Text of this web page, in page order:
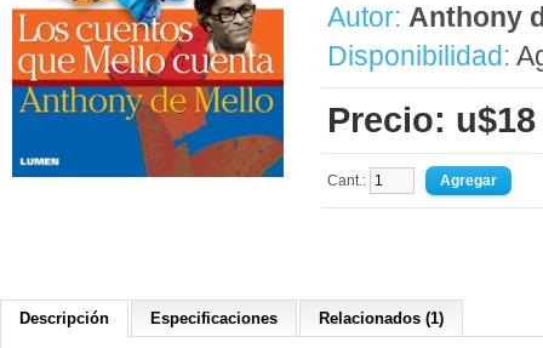
Autor: Anthony
Disponibilidad:
Precio: u$18
Cant.:
Descripción Especificaciones Relacionados (1)